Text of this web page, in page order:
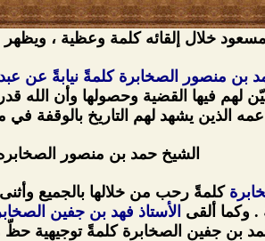
خلال إلقائه كلمة وعظية ،
منصور الصخابرة كلمةً نيابةً عن
الذين يشهد لهم التاريخ بالوقفة في
الشيخ حمد بن منصور
كلمةً رحب من خلالها بالجميع
. وكما ألقى الأستاذ فهد بن جفين
بن جفين الصخابرة كلمةً توجيهية